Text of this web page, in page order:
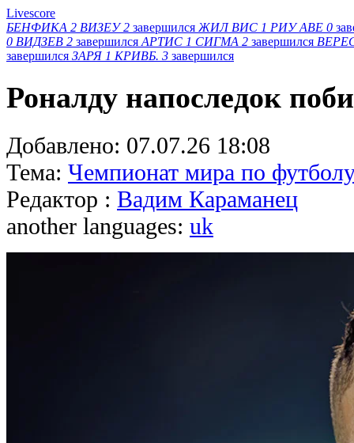
Livescore
БЕНФИКА 2 ВИЗЕУ 2 завершился ЖИЛ ВИС 1 РИУ АВЕ 0
0 ВИДЗЕВ 2 завершился АРТИС 1 СИГМА 2 завершился
завершился ЗАРЯ 1 КРИВБ. 3 завершился
Роналду напоследок
Добавлено: 07.07.26 18:08
Тема: Чемпионат мира по
Редактор : Вадим Караманец
another languages: uk